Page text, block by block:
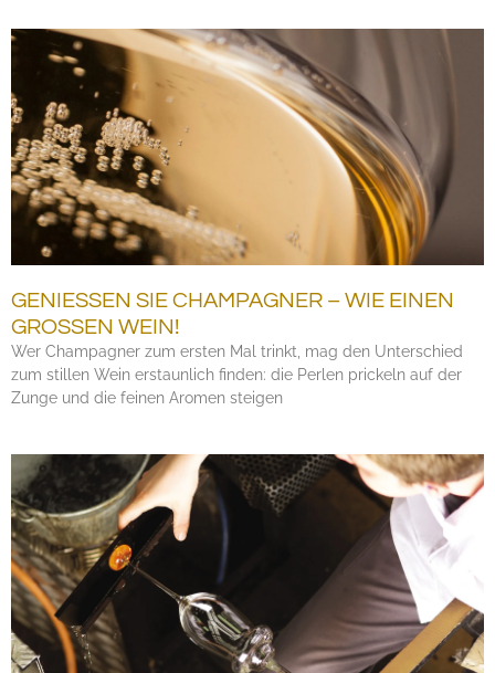
GENIESSEN SIE CHAMPAGNER – WIE EINEN G
ROSSEN WEIN!
Wer Champagner zum ersten Mal trinkt, mag den Unterschied
zum stillen Wein erstaunlich finden: die Perlen prickeln auf der
Zunge und die feinen Aromen steigen